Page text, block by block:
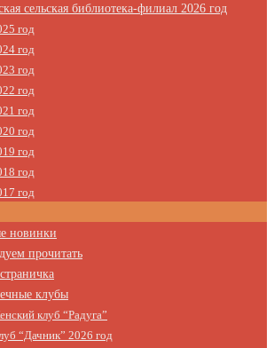
сельская библиотека-филиал 2026 год
год
год
год
год
год
год
год
год
год
новинки
прочитать
клубы
клуб “Радуга”
“Дачник” 2026 год